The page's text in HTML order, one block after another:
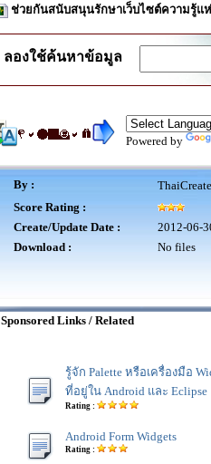
ช่วยกันสนับสนุนรักษาเว็บไซต์ความรู้แ
ลองใช้ค้นหาข้อมูล
Powered by
By :
Score Rating :
Create/Update Date :
2012-06-
Download :
No files
Sponsored Links / Related
รู้จัก Palette หรือเครื่องมือ
ที่อยู่ใน Android และ Eclipse
Rating :
Android Form Widgets
Rating :